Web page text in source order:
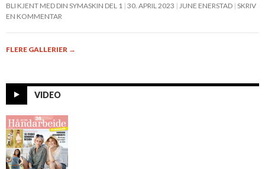
BLI KJENT MED DIN SYMASKIN DEL 1 30. APRIL 2023 JUNE ENERSTAD SKRIV
EN KOMMENTAR
FLERE GALLERIER →
VIDEO